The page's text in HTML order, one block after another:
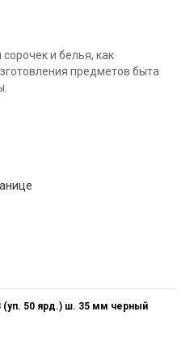
и белья, как
предметов быта
(уп. 50 ярд.) ш. 35 мм черный